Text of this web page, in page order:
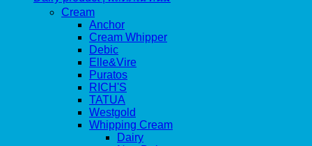
Cream
Anchor
Cream Whipper
Debic
Elle&Vire
Puratos
RICH'S
TATUA
Westgold
Whipping Cream
Dairy